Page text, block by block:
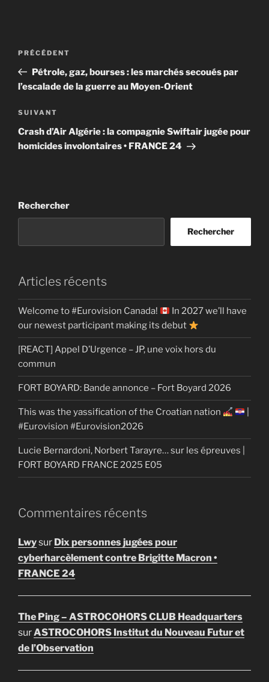
Navigation
l’article
Article
précédent
PRÉCÉDENT
Pétrole, gaz, bourses : les marchés secoués par
l’escalade de la guerre au Moyen-Orient
Article
suivant
SUIVANT
Crash d’Air Algérie : la compagnie Swiftair jugée pour
homicides involontaires • FRANCE 24
Rechercher
Rechercher
Articles récents
Welcome to #Eurovision Canada!
In 2027 we’ll have
our newest participant making its debut
[REACT] Appel D’Urgence – JP, une voix hors du
commun
FORT BOYARD: Bande annonce – Fort Boyard 2026
This was the yassification of the Croatian nation
#Eurovision #Eurovision2026
Lucie Bernardoni, Norbert Tarayre… sur les épreuves |
FORT BOYARD FRANCE 2025 E05
Commentaires récents
Lwysur Dix personnes jugées pour
cyberharcèlement contre Brigitte Macron •
FRANCE 24
The Ping – ASTROCOHORS CLUB Headquarters
surASTROCOHORS Institut du Nouveau Futur et
de l’Observation